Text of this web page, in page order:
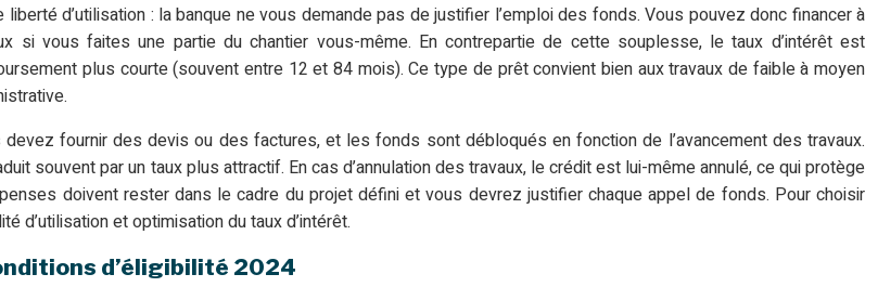
d’utilisation : la banque ne vous demande pas de justifier l’emploi des fonds. Vous pouvez donc financer à
vous faites une partie du chantier vous-même. En contrepartie de cette souplesse, le taux d’intérêt est
plus courte (souvent entre 12 et 84 mois). Ce type de prêt convient bien aux travaux de faible à moyen
fournir des devis ou des factures, et les fonds sont débloqués en fonction de l’avancement des travaux.
souvent par un taux plus attractif. En cas d’annulation des travaux, le crédit est lui-même annulé, ce qui protège
doivent rester dans le cadre du projet défini et vous devrez justifier chaque appel de fonds. Pour choisir
d’utilisation et optimisation du taux d’intérêt.
d’éligibilité 2024